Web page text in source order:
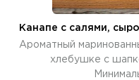
Канапе с салями,
Ароматный
хлебушке с